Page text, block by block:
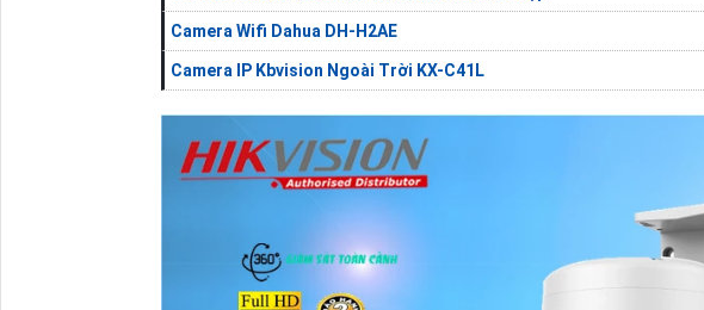
Camera Wifi Dahua DH-H2AE
Camera IP Kbvision Ngoài Trời KX-C41L